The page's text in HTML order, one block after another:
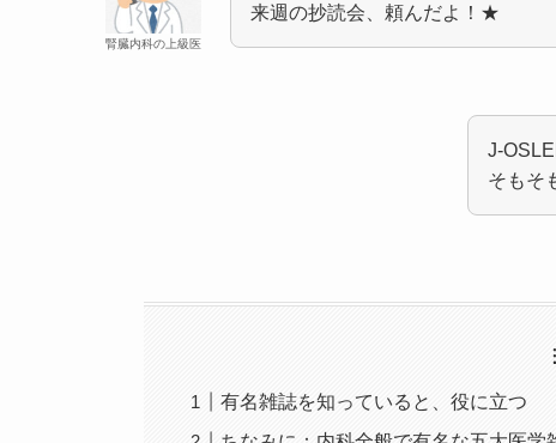
腎臓内科の上級医
来週の抄読会、頼んだよ！★
J-
そもそ
有名雑誌を知っていると、役に立つ